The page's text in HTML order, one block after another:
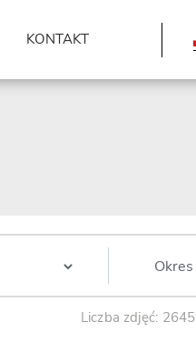
KONTAKT
Liczba zdjęć: 2645